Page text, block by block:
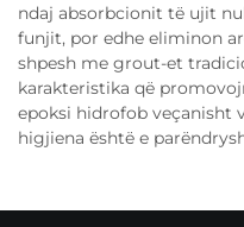
ndaj absorbcionit të ujit
funjit, por edhe eliminon
shpesh me grout-et
karakteristika që
epoksi hidrofob veçanisht
higjiena është e